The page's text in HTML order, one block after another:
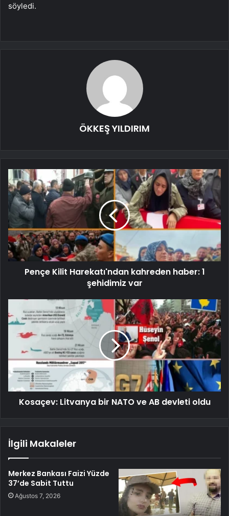
söyledi.
ÖKKEŞ YILDIRIM
Pençe Kilit Harekatı'ndan kahreden haber: 1
şehidimiz var
Kosaçev: Litvanya bir NATO ve AB devleti oldu
İlgili Makaleler
Merkez Bankası Faizi Yüzde
37’de Sabit Tuttu
Ağustos 7, 2026